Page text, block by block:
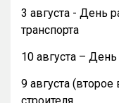
3 августа - День
транспорта
10 августа –
9 августа